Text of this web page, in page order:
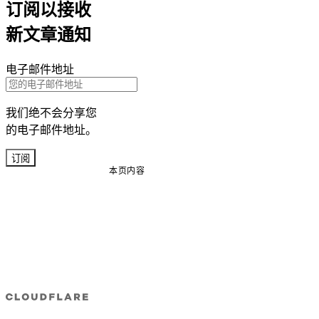
本页内容
订阅以接收
新文章通知
电子邮件地址
我们绝不会分享您
的电子邮件地址。
订阅